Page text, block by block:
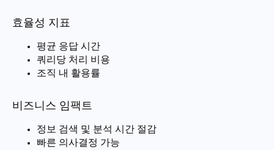
효율성 지표
평균 응답 시간
쿼리당 처리 비용
조직 내 활용률
비즈니스 임팩트
정보 검색 및 분석 시간 절감
빠른 의사결정 가능